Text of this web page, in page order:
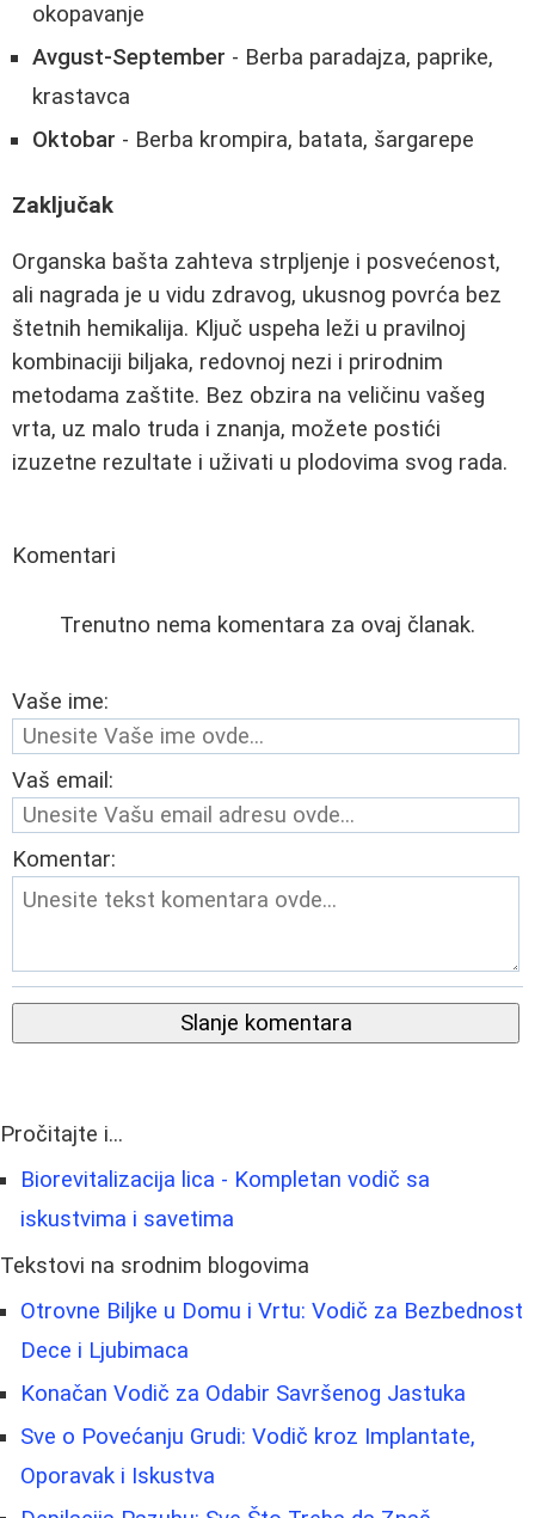
okopavanje
Avgust-September - Berba paradajza, paprike,
krastavca
Oktobar - Berba krompira, batata, šargarepe
Zaključak
Organska bašta zahteva strpljenje i posvećenost,
ali nagrada je u vidu zdravog, ukusnog povrća bez
štetnih hemikalija. Ključ uspeha leži u pravilnoj
kombinaciji biljaka, redovnoj nezi i prirodnim
metodama zaštite. Bez obzira na veličinu vašeg
vrta, uz malo truda i znanja, možete postići
izuzetne rezultate i uživati u plodovima svog rada.
Komentari
Trenutno nema komentara za ovaj članak.
Vaše ime:
Vaš email:
Komentar:
Slanje komentara
Pročitajte i...
Biorevitalizacija lica - Kompletan vodič sa
iskustvima i savetima
Tekstovi na srodnim blogovima
Otrovne Biljke u Domu i Vrtu: Vodič za Bezbednost
Dece i Ljubimaca
Konačan Vodič za Odabir Savršenog Jastuka
Sve o Povećanju Grudi: Vodič kroz Implantate,
Oporavak i Iskustva